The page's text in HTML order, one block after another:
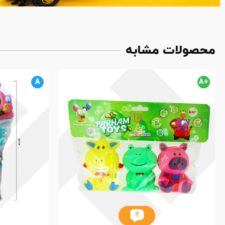
محصولات مشابه
+A
A